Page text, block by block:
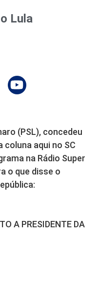
Lula
(PSL), concedeu
coluna aqui no SC
na Rádio Super
o que disse o
A PRESIDENTE DA